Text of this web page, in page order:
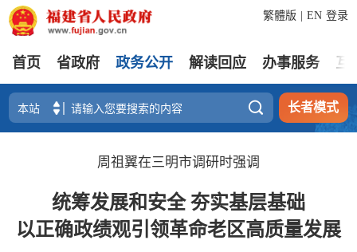
登录
繁體版 EN
首页 省政府 政务公开 解读回应 办事服务 互
 长者模式
周祖翼在三明市调研时强调
统筹发展和安全 夯实基层基础
以正确政绩观引领革命老区高质量发展